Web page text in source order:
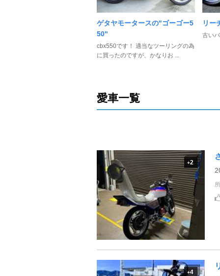
ゲタヤモータースの"ゴーゴー5
50"
cbx550です！ 適当なツーリングの為
に買ったのですが、かなりお ...
リー
古い
愛車一覧
+2
+4